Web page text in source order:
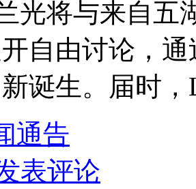
光将与来自五
自由讨论，
诞生。届时
通告
表评论